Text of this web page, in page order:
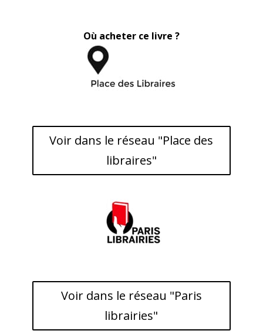
Où acheter ce livre ?
Voir dans le réseau "Place des
libraires"
Voir dans le réseau "Paris
librairies"